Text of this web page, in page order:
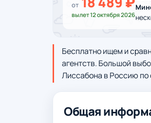
от
вылет 12 октября 2026
Бесплатно ищем и
агентств. Большой
Лиссабона в Россию по
Общая